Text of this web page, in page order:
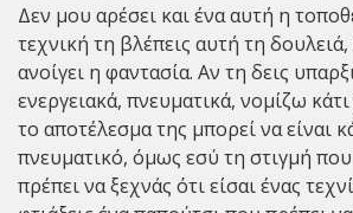
Δεν μου αρέσει και ένα αυτή η
τεχνική τη βλέπεις αυτή τη
ανοίγει η φαντασία. Αν τη δεις
ενεργειακά, πνευματικά, νομίζω
το αποτέλεσμα της μπορεί να είναι
πνευματικό, όμως εσύ τη στιγμή που
πρέπει να ξεχνάς ότι είσαι ένας